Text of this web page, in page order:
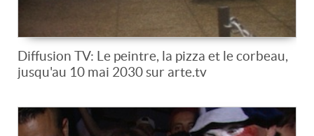
Diffusion TV: Le peintre, la pizza et le corbeau,
jusqu'au 10 mai 2030 sur arte.tv